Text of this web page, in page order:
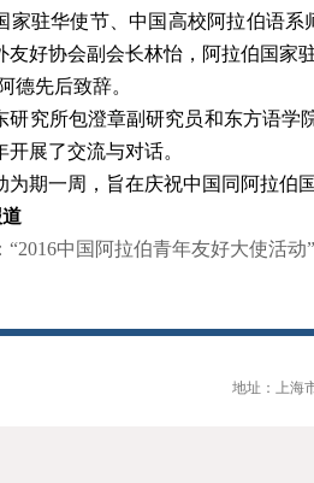
家驻华使节、中国高校阿拉伯语
友好协会副会长林怡，阿拉伯国家
德先后致辞。
研究所包澄章副研究员和东方语
展了交流与对话。
为期一周，旨在庆祝中国同阿拉伯
“2016中国阿拉伯青年友好大使活动
地址：上海